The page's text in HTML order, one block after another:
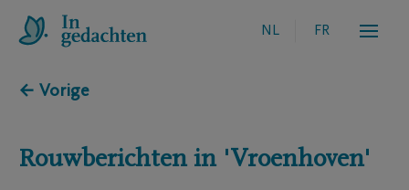
NL FR
← Vorige
Rouwberichten in 'Vroenhoven'